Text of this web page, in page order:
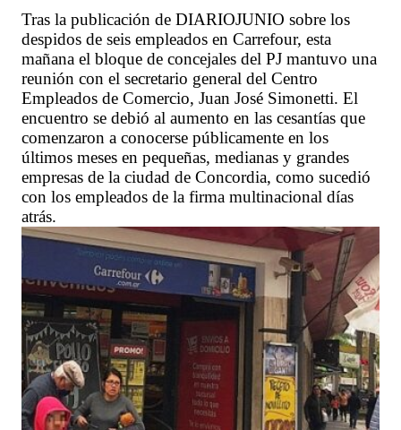
Tras la publicación de DIARIOJUNIO sobre los
despidos de seis empleados en Carrefour, esta
mañana el bloque de concejales del PJ mantuvo una
reunión con el secretario general del Centro
Empleados de Comercio, Juan José Simonetti. El
encuentro se debió al aumento en las cesantías que
comenzaron a conocerse públicamente en los
últimos meses en pequeñas, medianas y grandes
empresas de la ciudad de Concordia, como sucedió
con los empleados de la firma multinacional días
atrás.